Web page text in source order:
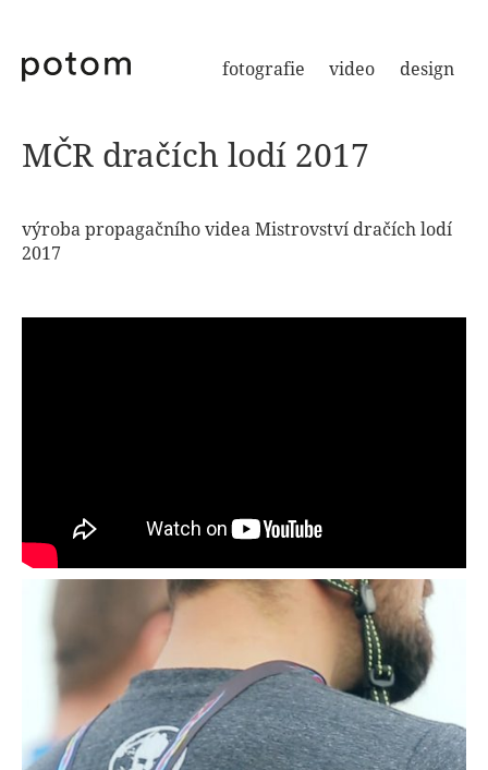
fotografie video design
MČR dračích lodí 2017
výroba propagačního videa Mistrovství dračích lodí
2017